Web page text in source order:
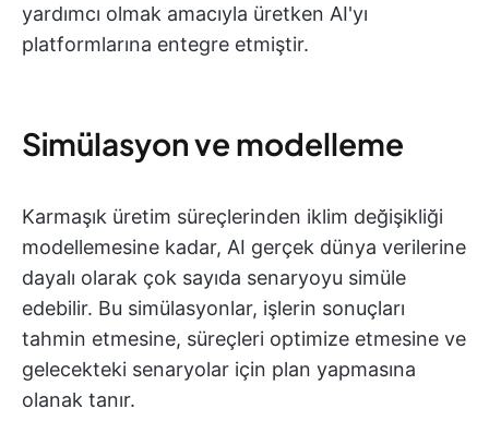
yardımcı olmak amacıyla üretken AI'yı
platformlarına entegre etmiştir.
Simülasyon ve modelleme
Karmaşık üretim süreçlerinden iklim değişikliği
modellemesine kadar, AI gerçek dünya verilerine
dayalı olarak çok sayıda senaryoyu simüle
edebilir. Bu simülasyonlar, işlerin sonuçları
tahmin etmesine, süreçleri optimize etmesine ve
gelecekteki senaryolar için plan yapmasına
olanak tanır.